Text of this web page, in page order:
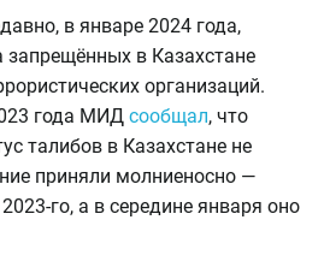
в январе 2024 года,
запрещённых в Казахстане
организаций.
года МИД сообщал, что
талибов в Казахстане не
приняли молниеносно —
го, а в середине января оно